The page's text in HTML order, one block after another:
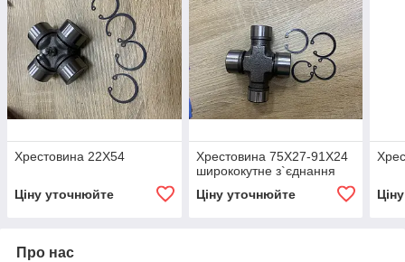
Хрестовина 22X54
Ціну уточнюйте
Хрестовина 75X27-91X24
ширококутне з`єднання
Ціну уточнюйте
Про нас